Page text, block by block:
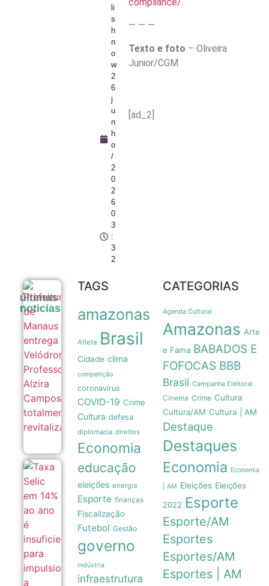
li
s
h
n
o
w
2
6
j
u
n
h
o
/
2
0
2
6
0
3
:
3
2
— — —
Texto e foto – Oliveira
Junior/CGM
[ad_2]
últimas
noticias
Prefeitura
entrega
Velódromo
Alzira
totalmente
05/08
Taxa Selic
em 14% ao
ano é
insuficiente
para
impulsionar
a indústria
05/08
TAGS
amazonas
Atleta Brasil
Cidade clima
competição
coronavírus
COVID-19 Crime
Cultura defesa
diplomacia direitos
Economia
educação
eleições energia
Esporte finanças
Fiscalização
Futebol Gestão
governo
indústria
infraestrutura
CATEGORIAS
Agenda Cultural
Amazonas Arte
e Fama BABADOS E
FOFOCAS BBB
Brasil Campanha Eleitoral
Cinema Crime Cultura
Cultura/AM Cultura | AM
Destaque
Destaques
Economia Economia
| AM Eleições Eleições
2022 Esporte
Esporte/AM
Esportes
Esportes/AM
Esportes | AM